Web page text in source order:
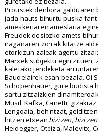
Proustek denbora galduaren
jada hauts bihurtu puska
ameskeriaren ameslaria
Freudek desiozko amets
iraganaren zorrak kitatze
etorkizun zaleak agertu
Marxek subjektu egin zituen,
kaletako jendeketa
Baudelairek esan bezala. Oi
Schopenhauer, gure budista
sartu zitzaizkien
Musil, Kafka, Canetti,
Lengoaia, behintzat,
hitzen etxean bizi zen, bizi zen
Heidegger, Oteiza, Malevitx,